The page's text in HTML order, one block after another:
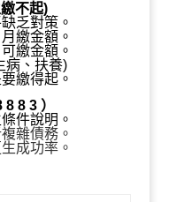
不起)
乏對策。
月繳金額。
可繳金額。
病、扶養)
繳得起。
8 3 ）
件說明 。
雜債務。
成功率。